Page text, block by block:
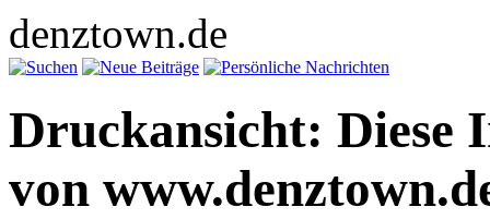
denztown.de
Druckansicht: Diese
von